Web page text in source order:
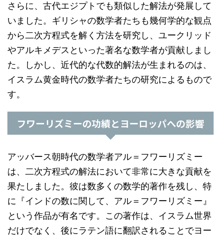
さらに、古代エジプトでも類似した解法が発展して
いました。ギリシャの数学者たちも幾何学的な観点
から二次方程式を解く方法を研究し、ユークリッド
やアルキメデスといった著名な数学者が貢献しまし
た。しかし、近代的な代数的解法が生まれるのは、
イスラム黄金時代の数学者たちの研究によるもので
す。
フワーリズミーの功績とヨーロッパへの影響
アッバース朝時代の数学者アル＝フワーリズミー
は、二次方程式の解法において非常に大きな貢献を
果たしました。彼は数多くの数学的著作を残し、特
に『インドの数に関して、アル＝フワーリズミー』
という作品が有名です。この著作は、イスラム世界
だけでなく、後にラテン語に翻訳されることでヨー